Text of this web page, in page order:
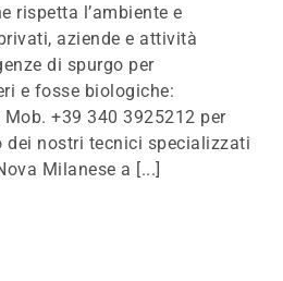
rispetta l’ambiente e
aziende e attività
di spurgo per
e fosse biologiche:
+39 340 3925212 per
dei nostri tecnici specializzati
Milanese a [...]